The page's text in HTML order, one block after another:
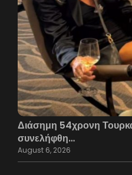
Διάσημη 54χρονη
συνελήφθη…
August 6, 2026